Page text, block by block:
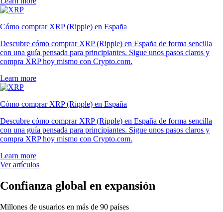
Cómo comprar XRP (Ripple) en España
Descubre cómo comprar XRP (Ripple) en España de forma sencilla
con una guía pensada para principiantes. Sigue unos pasos claros y
compra XRP hoy mismo con Crypto.com.
Learn more
Cómo comprar XRP (Ripple) en España
Descubre cómo comprar XRP (Ripple) en España de forma sencilla
con una guía pensada para principiantes. Sigue unos pasos claros y
compra XRP hoy mismo con Crypto.com.
Learn more
Ver artículos
Confianza global en expansión
Millones de usuarios en más de 90 países